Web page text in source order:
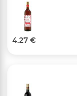
4.27 €